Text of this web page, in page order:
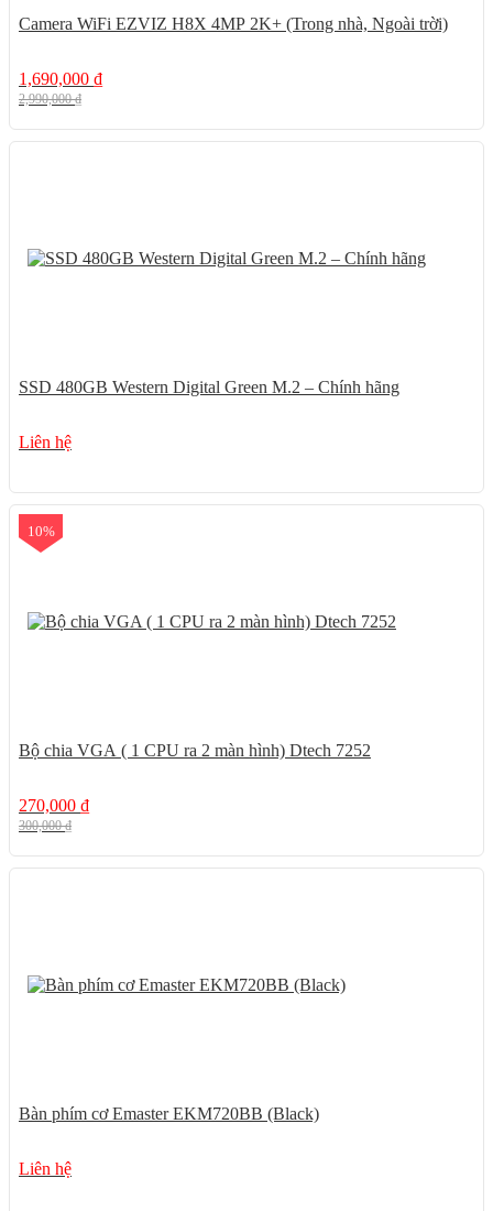
Camera WiFi EZVIZ H8X 4MP 2K+ (Trong nhà, Ngoài trời)
1,690,000 ₫
2,990,000₫
SSD 480GB Western Digital Green M.2 – Chính hãng
Liên hệ
10%
Bộ chia VGA ( 1 CPU ra 2 màn hình) Dtech 7252
270,000 ₫
300,000₫
Bàn phím cơ Emaster EKM720BB (Black)
Liên hệ